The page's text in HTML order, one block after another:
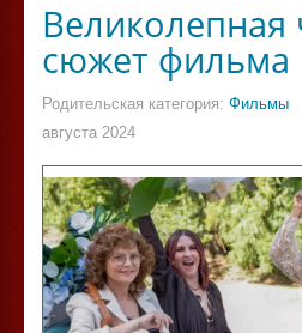
Великолепная
сюжет фильма
Родительская категория: Фильмы
августа 2024